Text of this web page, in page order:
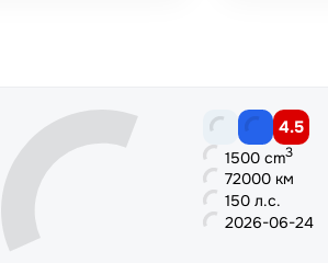
4.5
1500 cm3
72000 км
150 л.с.
2026-06-24